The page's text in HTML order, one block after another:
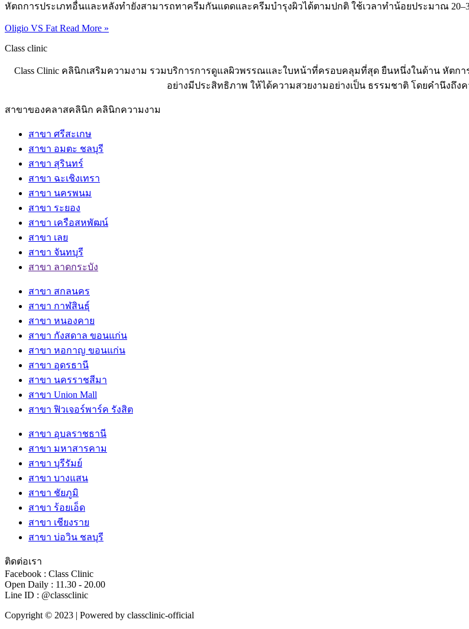
หัตถการประเภทอื่นและหลังทำยังสามารถทาครีมกันแดดและครีมบำรุงผิวได้ตามปกติ ใช้เวลาทำน้อยประมาณ
Oligio VS Fat Read More »
Class clinic
Class Clinic คลินิกเสริมความงาม รวมบริการการดูแลผิวพรรณและใบหน้าที่ครอบคลุมที่สุด ยืนหนึ่งในด้าน หัต
อย่างมีประสิทธิภาพ ให้ได้ความสวยงามอย่างเป็น ธรรมชาติ โดยคำนึงถึ
สาขาของคลาสคลินิก คลินิกความงาม
สาขา ศรีสะเกษ
สาขา อมตะ ชลบุรี
สาขา สุรินทร์
สาขา ฉะเชิงเทรา
สาขา นครพนม
สาขา ระยอง
สาขา เครือสหพัฒน์
สาขา เลย
สาขา จันทบุรี
สาขา ลาดกระบัง
สาขา สกลนคร
สาขา กาฬสินธุ์
สาขา หนองคาย
สาขา กังสดาล ขอนแก่น
สาขา หอกาญ ขอนแก่น
สาขา อุดรธานี
สาขา นครราชสีมา
สาขา Union Mall
สาขา ฟิวเจอร์พาร์ค รังสิต
สาขา อุบลราชธานี
สาขา มหาสารคาม
สาขา บุรีรัมย์
สาขา บางแสน
สาขา ชัยภูมิ
สาขา ร้อยเอ็ด
สาขา เชียงราย
สาขา บ่อวิน ชลบุรี
ติดต่อเรา
Facebook : Class Clinic
Open Daily : 11.30 - 20.00
Line ID : @classclinic​
Copyright © 2023 | Powered by classclinic-official